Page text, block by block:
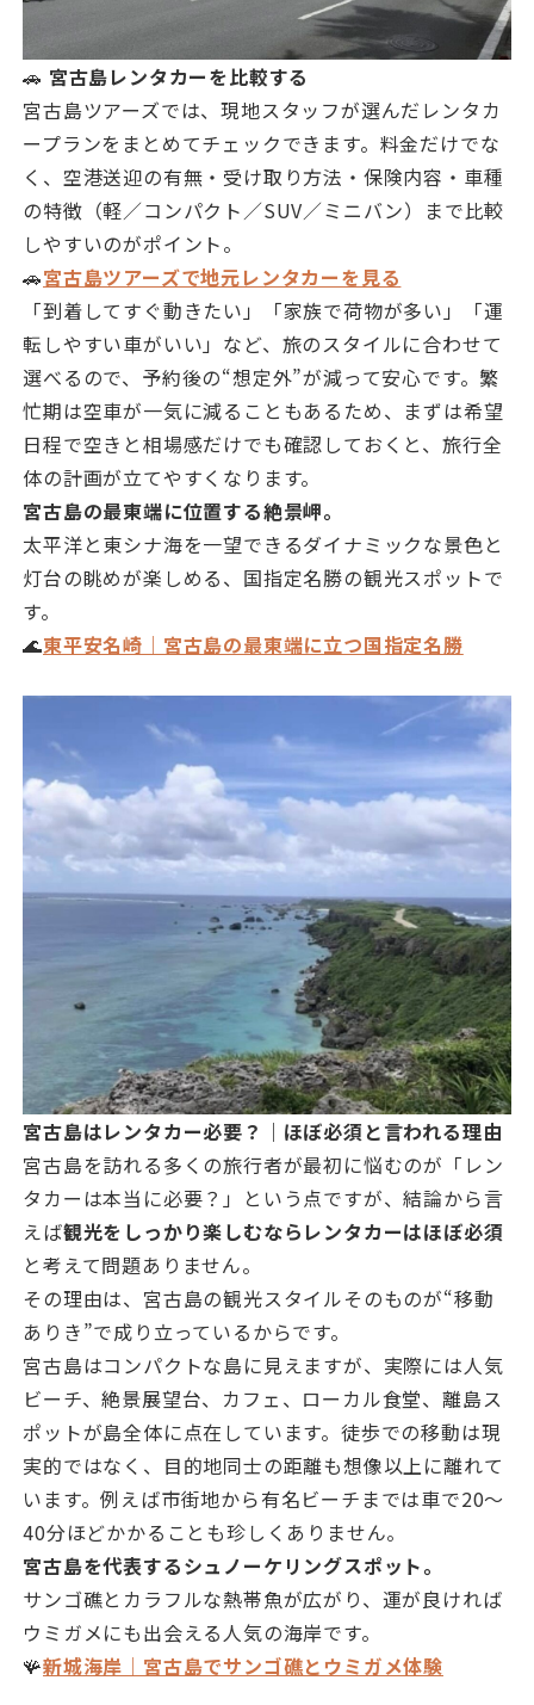
🚗 宮古島レンタカーを比較する
宮古島ツアーズでは、現地スタッフが選んだレンタカ
ープランをまとめてチェックできます。料金だけでな
く、空港送迎の有無・受け取り方法・保険内容・車種
の特徴（軽／コンパクト／SUV／ミニバン）まで比較
しやすいのがポイント。
🚗宮古島ツアーズで地元レンタカーを見る
「到着してすぐ動きたい」「家族で荷物が多い」「運
転しやすい車がいい」など、旅のスタイルに合わせて
選べるので、予約後の“想定外”が減って安心です。繁
忙期は空車が一気に減ることもあるため、まずは希望
日程で空きと相場感だけでも確認しておくと、旅行全
体の計画が立てやすくなります。
宮古島の最東端に位置する絶景岬。
太平洋と東シナ海を一望できるダイナミックな景色と
灯台の眺めが楽しめる、国指定名勝の観光スポットで
す。
🌊東平安名崎｜宮古島の最東端に立つ国指定名勝
宮古島はレンタカー必要？｜ほぼ必須と言われる理由
宮古島を訪れる多くの旅行者が最初に悩むのが「レン
タカーは本当に必要？」という点ですが、結論から言
えば観光をしっかり楽しむならレンタカーはほぼ必須
と考えて問題ありません。
その理由は、宮古島の観光スタイルそのものが“移動
ありき”で成り立っているからです。
宮古島はコンパクトな島に見えますが、実際には人気
ビーチ、絶景展望台、カフェ、ローカル食堂、離島ス
ポットが島全体に点在しています。徒歩での移動は現
実的ではなく、目的地同士の距離も想像以上に離れて
います。例えば市街地から有名ビーチまでは車で20〜
40分ほどかかることも珍しくありません。
宮古島を代表するシュノーケリングスポット。
サンゴ礁とカラフルな熱帯魚が広がり、運が良ければ
ウミガメにも出会える人気の海岸です。
🪸新城海岸｜宮古島でサンゴ礁とウミガメ体験